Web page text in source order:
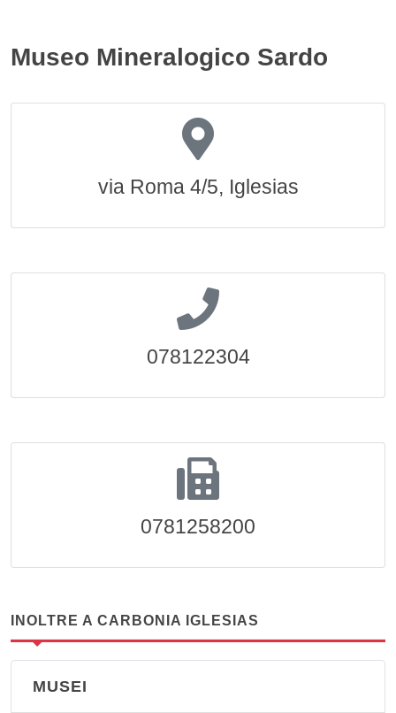
Museo Mineralogico Sardo
via Roma 4/5, Iglesias
078122304
0781258200
INOLTRE A CARBONIA IGLESIAS
MUSEI